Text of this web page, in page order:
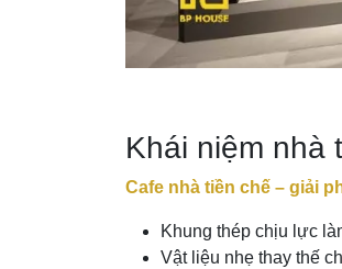
Khái niệm nhà
Cafe nhà tiền chế – giải
Khung thép chịu lực
Vật liệu nhẹ thay thế